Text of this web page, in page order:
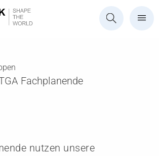
Fachplanende
nutzen unsere